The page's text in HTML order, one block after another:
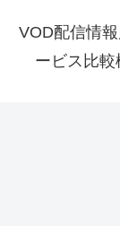
VOD配信情
ービス比較